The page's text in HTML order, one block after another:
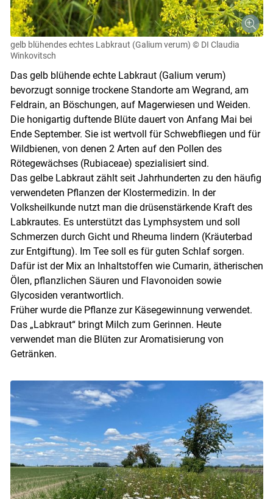
gelb blühendes echtes Labkraut (Galium verum) © DI Claudia
Winkovitsch
Das gelb blühende echte Labkraut (Galium verum)
bevorzugt sonnige trockene Standorte am Wegrand, am
Feldrain, an Böschungen, auf Magerwiesen und Weiden.
Die honigartig duftende Blüte dauert von Anfang Mai bei
Ende September. Sie ist wertvoll für Schwebfliegen und für
Wildbienen, von denen 2 Arten auf den Pollen des
Rötegewächses (Rubiaceae) spezialisiert sind.
Das gelbe Labkraut zählt seit Jahrhunderten zu den häufig
verwendeten Pflanzen der Klostermedizin. In der
Volksheilkunde nutzt man die drüsenstärkende Kraft des
Labkrautes. Es unterstützt das Lymphsystem und soll
Schmerzen durch Gicht und Rheuma lindern (Kräuterbad
zur Entgiftung). Im Tee soll es für guten Schlaf sorgen.
Dafür ist der Mix an Inhaltstoffen wie Cumarin, ätherischen
Ölen, pflanzlichen Säuren und Flavonoiden sowie
Glycosiden verantwortlich.
Früher wurde die Pflanze zur Käsegewinnung verwendet.
Das „Labkraut“ bringt Milch zum Gerinnen. Heute
verwendet man die Blüten zur Aromatisierung von
Getränken.